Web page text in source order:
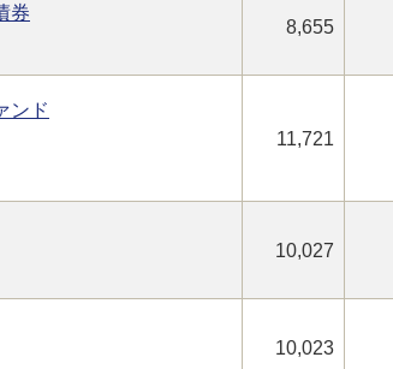
券
8,655
ンド
11,721
10,027
10,023